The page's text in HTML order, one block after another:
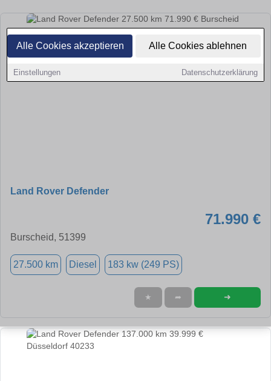
Alle Cookies akzeptieren Alle Cookies ablehnen
Einstellungen Datenschutzerklärung
Land Rover Defender
71.990 €
Burscheid, 51399
27.500 km Diesel 183 kw (249 PS)
★ ➦ ➜